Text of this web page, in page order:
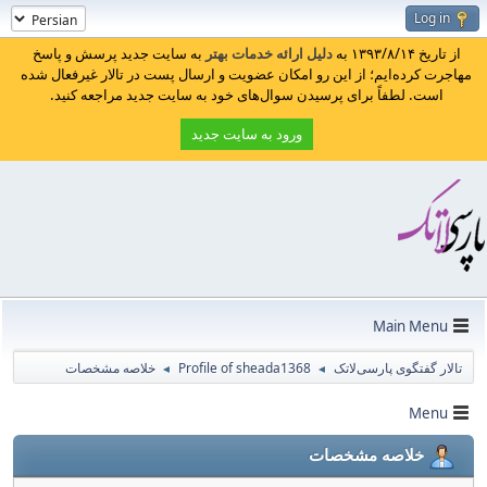
Log in
از تاریخ ۱۳۹۳/۸/۱۴ به دلیل ارائه خدمات بهتر به سایت جدید پرسش و پاسخ
مهاجرت کرده‌ایم؛ از این رو امکان عضویت و ارسال پست در تالار غیرفعال شده
است. لطفاً برای پرسیدن سوال‌های خود به سایت جدید مراجعه کنید.
ورود به سایت جدید
Main Menu
تالار گفتگوی پارسی‌لاتک ◄
Profile of sheada1368
◄ خلاصه مشخصات
Menu
خلاصه مشخصات